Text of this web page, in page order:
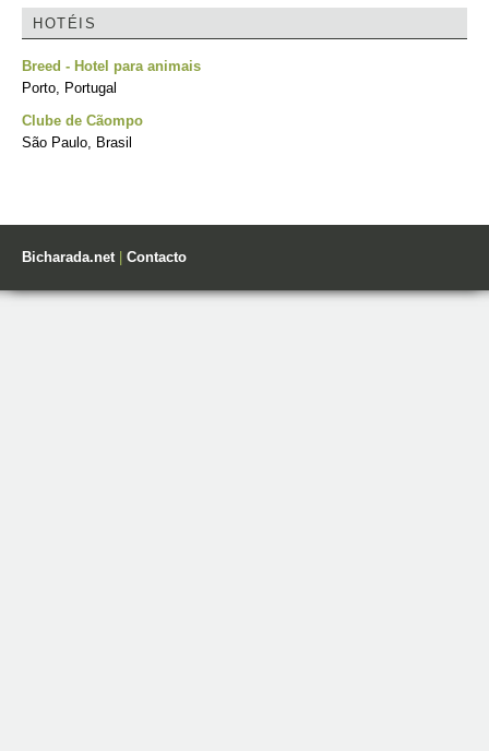
HOTÉIS
Breed - Hotel para animais
Porto, Portugal
Clube de Cãompo
São Paulo, Brasil
Bicharada.net| Contacto